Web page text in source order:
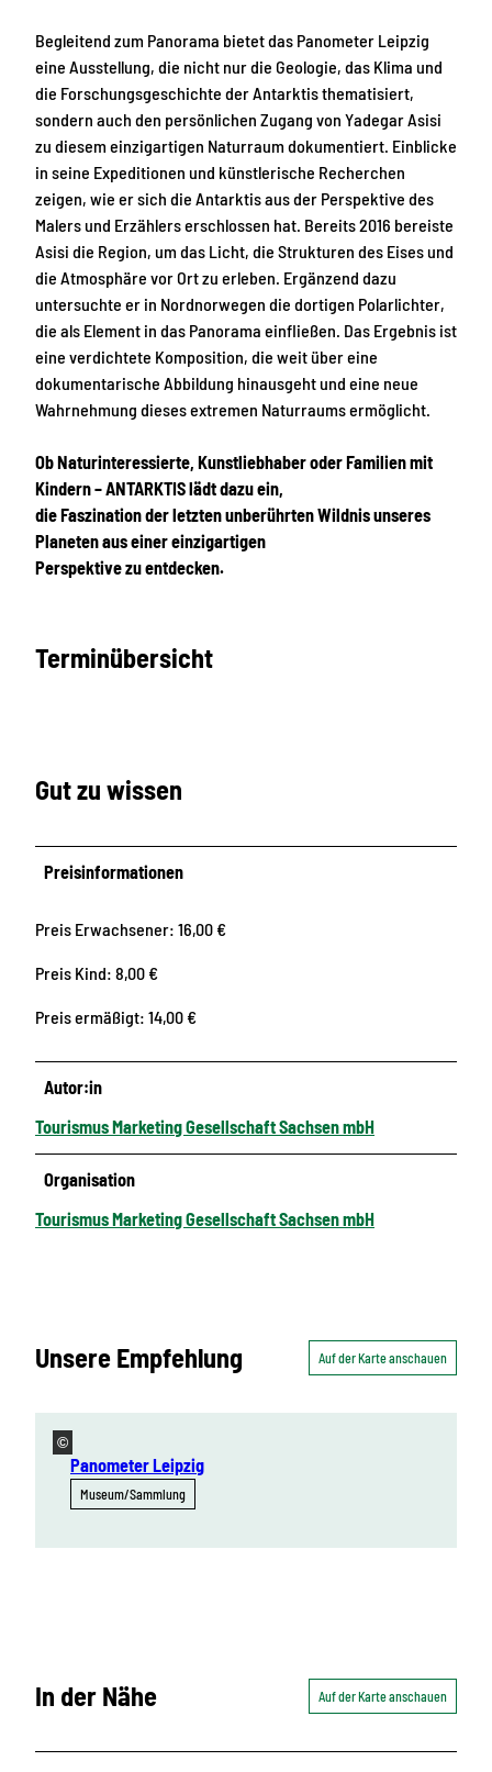
Begleitend zum Panorama bietet das Panometer Leipzig
eine Ausstellung, die nicht nur die Geologie, das Klima und
die Forschungsgeschichte der Antarktis thematisiert,
sondern auch den persönlichen Zugang von Yadegar Asisi
zu diesem einzigartigen Naturraum dokumentiert. Einblicke
in seine Expeditionen und künstlerische Recherchen
zeigen, wie er sich die Antarktis aus der Perspektive des
Malers und Erzählers erschlossen hat. Bereits 2016 bereiste
Asisi die Region, um das Licht, die Strukturen des Eises und
die Atmosphäre vor Ort zu erleben. Ergänzend dazu
untersuchte er in Nordnorwegen die dortigen Polarlichter,
die als Element in das Panorama einfließen. Das Ergebnis ist
eine verdichtete Komposition, die weit über eine
dokumentarische Abbildung hinausgeht und eine neue
Wahrnehmung dieses extremen Naturraums ermöglicht.
Ob Naturinteressierte, Kunstliebhaber oder Familien mit
Kindern – ANTARKTIS lädt dazu ein,
die Faszination der letzten unberührten Wildnis unseres
Planeten aus einer einzigartigen
Perspektive zu entdecken.
Terminübersicht
Gut zu wissen
Preisinformationen
Preis Erwachsener: 16,00 €
Preis Kind: 8,00 €
Preis ermäßigt: 14,00 €
Autor:in
Tourismus Marketing Gesellschaft Sachsen mbH
Organisation
Tourismus Marketing Gesellschaft Sachsen mbH
Unsere Empfehlung Auf der Karte anschauen
©
Panometer Leipzig
Museum/Sammlung
In der Nähe Auf der Karte anschauen